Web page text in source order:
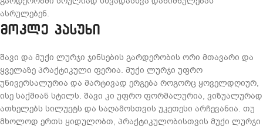
ასრულებენ.
მოკლე პასუხი
შავი და მუქი ლურჯი ჯინსების გარდერობის ორი მთავარი და
ყველაზე პრაქტიკული ფერია. მუქი ლურჯი უფრო
უნივერსალურია და მარტივად ერგება როგორც ყოველდღიურ,
ისე საქმიან სტილს. შავი კი უფრო ფორმალურია, ვიზუალურად
ათხელებს სილუეტს და საღამოსთვის უკეთესი არჩევანია. თუ
მხოლოდ ერთს ყიდულობთ, პრაქტიკულობისთვის მუქი ლურჯი